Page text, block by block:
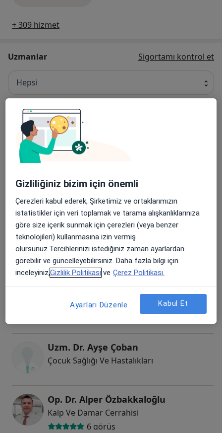
+ 309 hizmet
Uzmanlar Sigortamı kontrol et
Hepsi
Op. Dr. Ömer Selçuk Öçmen
Ortopedi Ve Travmatoloji
Prof. Dr. Devrim Akseki
Ortopedi Ve Travmatoloji
23 görüş
Randevu kaydet
Beyin Ve Sinir Cerrahisi
Uzm. Dr. Ayşe Çoban
Çocuk Sağlığı Ve Hastalıkları
Op. Dr. Alper Özbakkaloğlu
Kalp Ve Damar Cerrahisi
6 görüş
Gizliliğiniz bizim için önemli
Çerezleri kabul ederek, Şirketimiz ve ortaklarımızın
istatistikler için veri toplamak ve tarama alışkanlıklarınıza
göre size içerik sunmak için çerezleri (veya benzer
teknolojileri) kullanmasına izin vermiş
olursunuz.Tercihlerinizi istediğiniz zaman ayarlardan
görebilir ve güncelleyebilirsiniz. Daha fazla bilgi için
inceleyiniz,Gizlilik Politikası ve Çerez Politikası.
Ayarları Düzenle Kabul Et